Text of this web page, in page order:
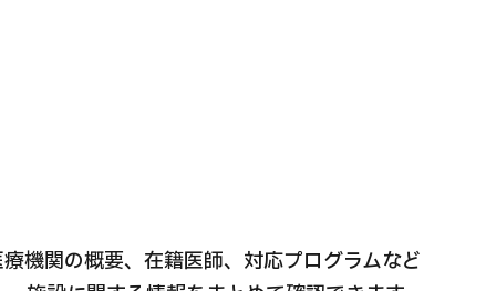
機関の概要、在籍医師、対応プログラムなど